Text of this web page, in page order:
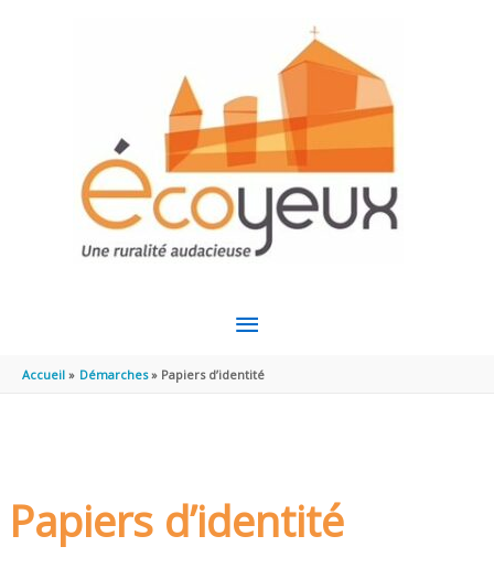
MENU
PRINCIPAL
Accueil Démarches Papiers d’identité
Papiers d’identité